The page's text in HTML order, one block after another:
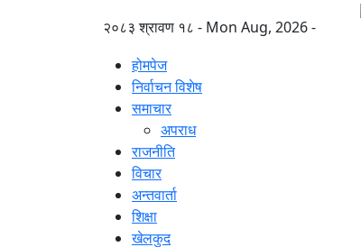
२०८३ श्रावण १८ - Mon Aug, 2026 -
होमपेज
निर्वाचन विशेष
समाचार
अपराध
राजनीति
विचार
अन्तवार्ता
शिक्षा
खेलकुद